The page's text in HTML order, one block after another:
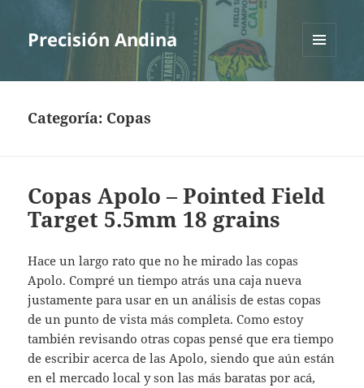
Precisión Andina
Categoría: Copas
Copas Apolo – Pointed Field
Target 5.5mm 18 grains
Hace un largo rato que no he mirado las copas
Apolo. Compré un tiempo atrás una caja nueva
justamente para usar en un análisis de estas copas
de un punto de vista más completa. Como estoy
también revisando otras copas pensé que era tiempo
de escribir acerca de las Apolo, siendo que aún están
en el mercado local y son las más baratas por acá,